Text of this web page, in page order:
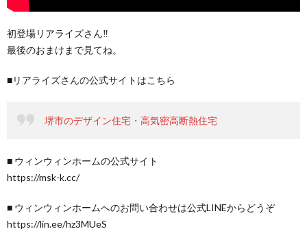
初登場リアライズさん‼️
最後のおまけまで見てね。
■リアライズさんの公式サイトはこちら
堺市のデザイン住宅・高気密高断熱住宅
■ ウィンウィンホームの公式サイト
https://msk-k.cc/
■ ウィンウィンホームへのお問い合わせは公式LINEからどうぞ
https://lin.ee/hz3MUeS